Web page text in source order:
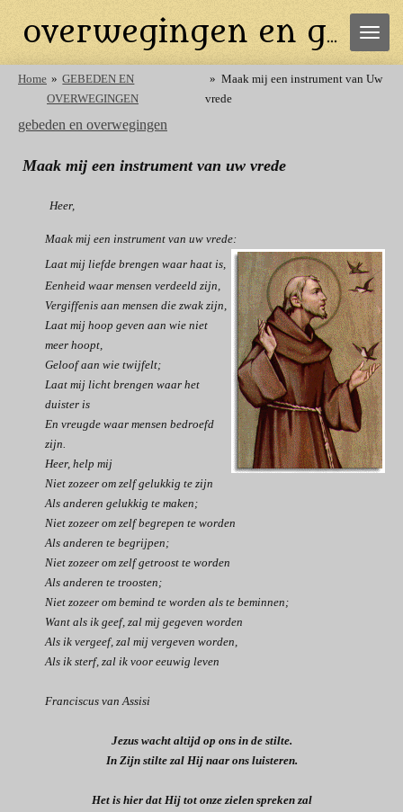
direct
de
hoofdinhoud
overwegingen en gebeden
Home » GEBEDEN EN
OVERWEGINGEN
» Maak mij een instrument van Uw
vrede
gebeden en overwegingen
Maak mij een instrument van uw vrede
Heer,
Maak mij een instrument van uw vrede:
Laat mij liefde brengen waar haat is,
Eenheid waar mensen verdeeld zijn,
Vergiffenis aan mensen die zwak zijn,
Laat mij hoop geven aan wie niet
meer hoopt,
Geloof aan wie twijfelt;
Laat mij licht brengen waar het
duister is
En vreugde waar mensen bedroefd
zijn.
Heer, help mij
Niet zozeer om zelf gelukkig te zijn
Als anderen gelukkig te maken;
Niet zozeer om zelf begrepen te worden
Als anderen te begrijpen;
Niet zozeer om zelf getroost te worden
Als anderen te troosten;
Niet zozeer om bemind te worden als te beminnen;
Want als ik geef, zal mij gegeven worden
Als ik vergeef, zal mij vergeven worden,
Als ik sterf, zal ik voor eeuwig leven
Franciscus van Assisi
Jezus wacht altijd op ons in de stilte.
In Zijn stilte zal Hij naar ons luisteren.
Het is hier dat Hij tot onze zielen spreken zal